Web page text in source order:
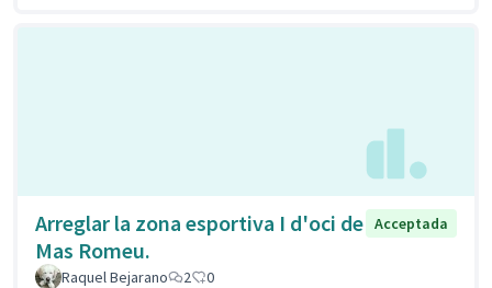
Arreglar la zona esportiva I d'oci de
Mas Romeu.
Acceptada
Raquel Bejarano 2 0